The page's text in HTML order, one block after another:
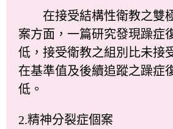
在接受結構性衛教之雙
案方面，一篇研究發現躁症
低，接受衛教之組別比未接
在基準值及後續追蹤之躁症
低。
2.精神分裂症個案